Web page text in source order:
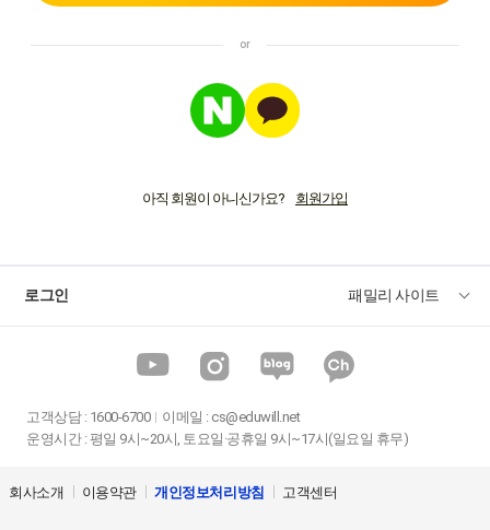
아직 회원이 아니신가요?
로그인 패밀리 사이트
고객상담: 1600-6700 이메일 : cs@eduwill.net
운영시간 : 평일 9시~20시, 토요일·공휴일 9시~17시(일요일 휴무)
회사소개 이용약관 개인정보처리방침 고객센터